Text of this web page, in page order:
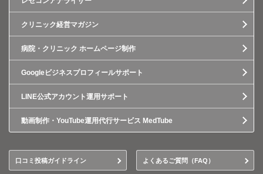
クリニック経営マガジン
病院・クリニック ホームページ制作
Googleビジネスプロフィールサポート
LINE公式アカウント運用サポート
動画制作・YouTube運用代行サービス MedTube
口コミ投稿ガイドライン よくあるご質問（FAQ）